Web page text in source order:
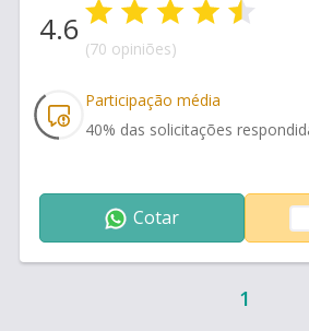
MAGNÉTICO;Verifique também
Armazenar Chaves!Armários
com Vidros TEMPERADOS
Acabamento Alto Padrão. -
Claviculários para armazenamento
Contêiners de 120, 240, 370 e 1000
cores! - Carrinho de Compras
água limpa. - Toalheiros,
4.6
(70 opiniões)
Participação média
40% das solicitações
Cotar
1